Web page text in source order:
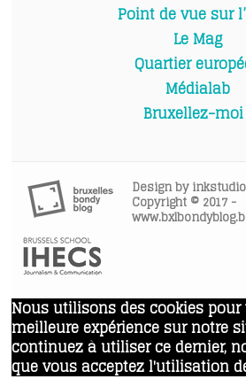
Point de vue sur
Le Mag
Quartier
Médialab
Bruxellez-
Design byinkstudio
Copyright © 2017 -
Nous utilisons des cookies
meilleure expérience sur notre
continuez à utiliser ce dernier,
que vous acceptez l'utilisation